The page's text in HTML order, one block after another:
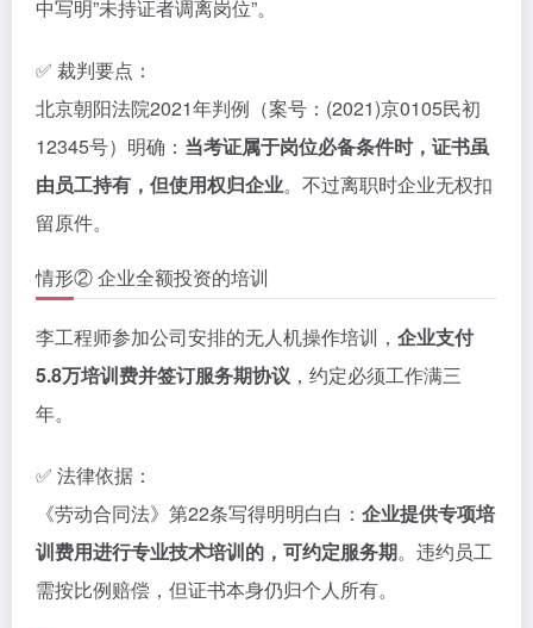
中写明”未持证者调离岗位”。
✅ 裁判要点：
北京朝阳法院2021年判例（案号：(2021)京0105民初
12345号）明确： 当考证属于岗位必备条件时，证书虽
由员工持有，但使用权归企业。不过离职时企业无权扣
留原件。
情形② 企业全额投资的培训
李工程师参加公司安排的无人机操作培训， 企业支付
5.8万培训费并签订服务期协议 ，约定必须工作满三
年。
✅ 法律依据：
《劳动合同法》第22条写得明明白白： 企业提供专项培
训费用进行专业技术培训的，可约定服务期。违约员工
需按比例赔偿，但证书本身仍归个人所有。